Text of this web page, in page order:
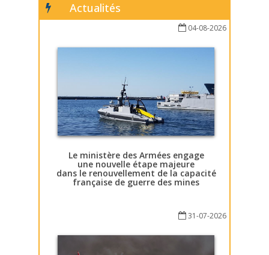
Actualités
04-08-2026
Le ministère des Armées engage
une nouvelle étape majeure
dans le renouvellement de la capacité
française de guerre des mines
31-07-2026